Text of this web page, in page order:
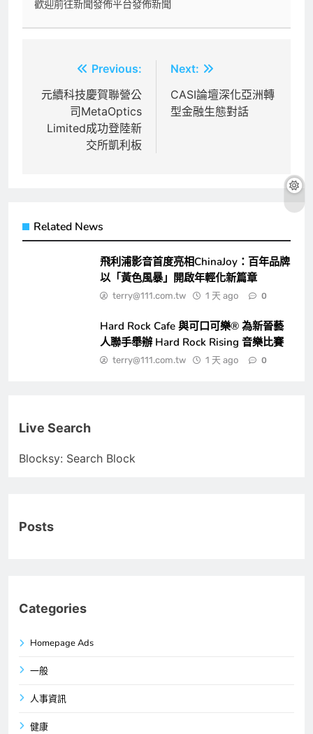
歡迎前往新聞發佈平台發佈新聞
章
導
Previous:
元續科技慶賀聯營公
司MetaOptics
Limited成功登陸新
交所凱利板
Next:
CASI論壇深化亞洲轉
型金融生態對話
Related News
飛利浦影音首度亮相ChinaJoy：百年品牌
以「黃色風暴」開啟年輕化新篇章
terry@111.com.tw 1 天 ago 0
Hard Rock Cafe 與可口可樂® 為新晉藝
人聯手舉辦 Hard Rock Rising 音樂比賽
terry@111.com.tw 1 天 ago 0
Live Search
Blocksy: Search Block
Posts
Categories
Homepage Ads
一般
人事資訊
健康